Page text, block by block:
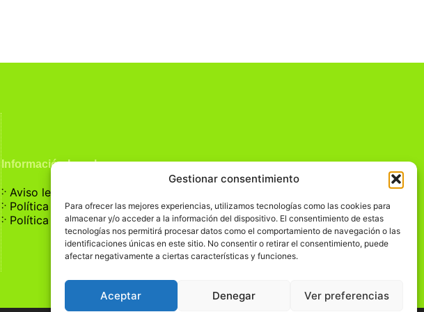
Gestionar consentimiento
Para ofrecer las mejores experiencias, utilizamos tecnologías como las cookies para
almacenar y/o acceder a la información del dispositivo. El consentimiento de estas
tecnologías nos permitirá procesar datos como el comportamiento de navegación o las
identificaciones únicas en este sitio. No consentir o retirar el consentimiento, puede
afectar negativamente a ciertas características y funciones.
Aceptar Denegar Ver preferencias
Información Legal
჻Aviso legal
჻Política de privacidad
჻Política de cookies